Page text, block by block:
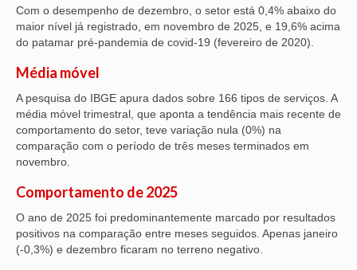
Com o desempenho de dezembro, o setor está 0,4% abaixo do
maior nível já registrado, em novembro de 2025, e 19,6% acima
do patamar pré-pandemia de covid-19 (fevereiro de 2020).
Média móvel
A pesquisa do IBGE apura dados sobre 166 tipos de serviços. A
média móvel trimestral, que aponta a tendência mais recente de
comportamento do setor, teve variação nula (0%) na
comparação com o período de três meses terminados em
novembro.
Comportamento de 2025
O ano de 2025 foi predominantemente marcado por resultados
positivos na comparação entre meses seguidos. Apenas janeiro
(-0,3%) e dezembro ficaram no terreno negativo.